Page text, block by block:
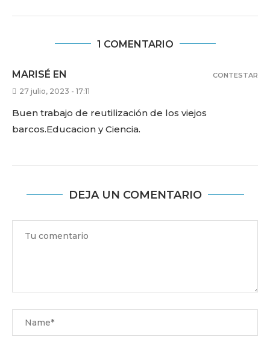
1 COMENTARIO
MARISÉ EN
27 julio, 2023 - 17:11
Buen trabajo de reutilización de los viejos
barcos.Educacion y Ciencia.
CONTESTAR
DEJA UN COMENTARIO